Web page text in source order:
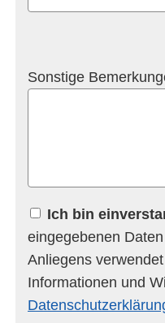
Sonstige
Ich bin
eingegebenen
Anliegens
Informationen und